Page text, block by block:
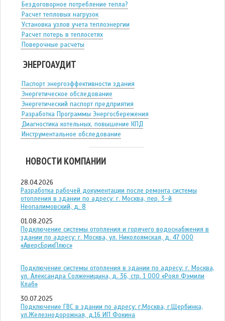
Бездоговорное потребление тепла?
Расчет тепловых нагрузок
Установка узлов учета теплоэнергии
Расчет потерь в теплосетях
Поверочные расчеты
ЭНЕРГОАУДИТ
Паспорт энергоэффективности здания
Энергетическое обследование
Энергетический паспорт предприятия
Разработка Программы Энергосбережения
Диагностика котельных, повышение КПД
Инструментальное обследование
НОВОСТИ КОМПАНИИ
28.04.2026
Разработка рабочей документации после ремонта системы
отопления в здании по адресу: г. Москва, пер. 3-й
Неопалимовский, д. 8
01.08.2025
Подключение системы отопления и горячего водоснабжения в
здании по адресу: г. Москва, ул. Николоямская, д. 47 ООО
«АверсБрикПлюс»
Подключение системы отопления в здании по адресу: г. Москва,
ул. Александра Солженицына, д. 36, стр. 1 ООО «Роял Фэмили
Клаб»
30.07.2025
Подключение ГВС в здании по адресу: г.Москва, г.Щербинка,
ул.Железнодорожная, д.16 ИП Фокина